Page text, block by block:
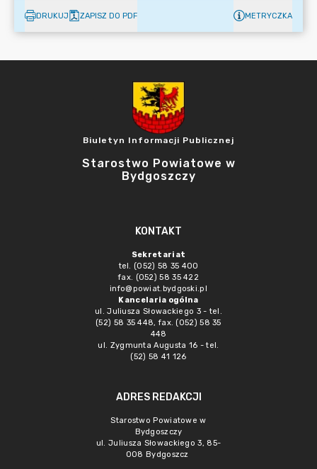
DRUKUJ ZAPISZ DO PDF METRYCZKA
Biuletyn Informacji Publicznej
Starostwo Powiatowe w
Bydgoszczy
KONTAKT
Sekretariat
tel. (052) 58 35 400
fax. (052) 58 35 422
info@powiat.bydgoski.pl
Kancelaria ogólna
ul. Juliusza Słowackiego 3 - tel.
(52) 58 35 448, fax. (052) 58 35
448
ul. Zygmunta Augusta 16 - tel.
(52) 58 41 126
ADRES REDAKCJI
Starostwo Powiatowe w
Bydgoszczy
ul. Juliusza Słowackiego 3, 85-
008 Bydgoszcz